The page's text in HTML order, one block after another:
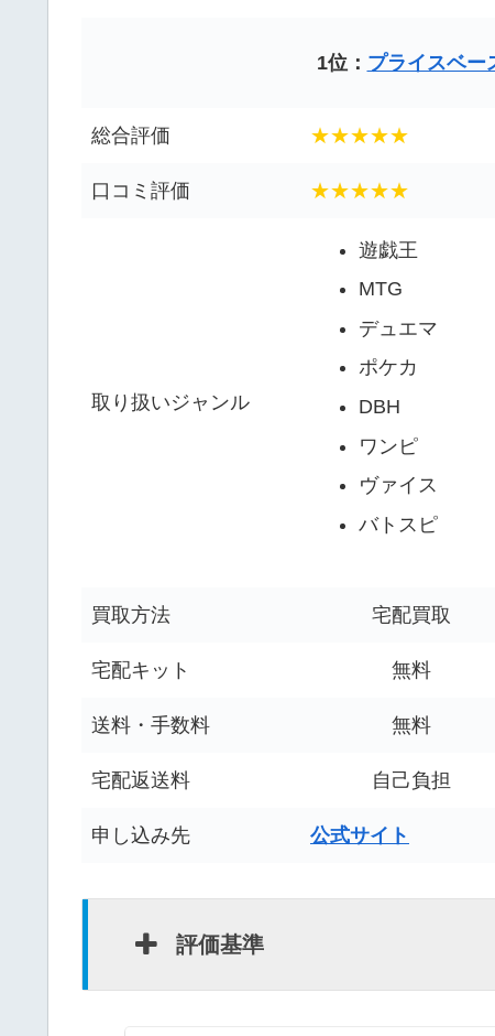
1位： プライスベー
総合評価 ★★★★★
口コミ評価 ★★★★★
取り扱いジャンル
遊戯王
MTG
デュエマ
ポケカ
DBH
ワンピ
ヴァイス
バトスピ
買取方法 宅配買取
宅配キット 無料
送料・手数料 無料
宅配返送料 自己負担
申し込み先 公式サイト
評価基準